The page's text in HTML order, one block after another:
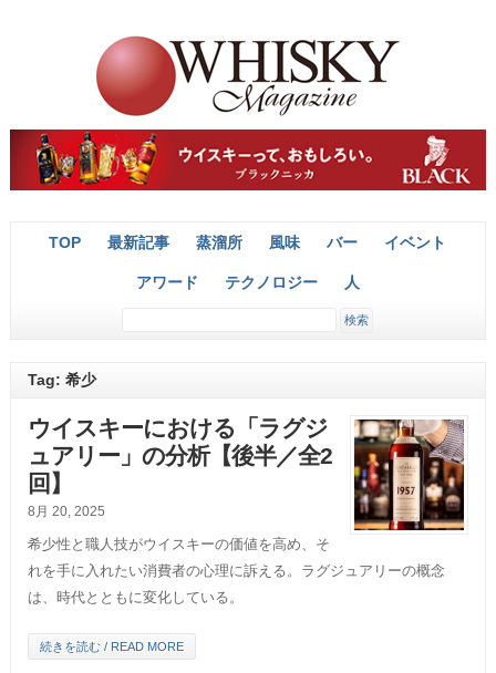
TOP 最新記事 蒸溜所 風味 バー イベント
アワード テクノロジー 人
Tag: 希少
ウイスキーにおける「ラグジ
ュアリー」の分析【後半／全2
回】
8月 20, 2025
希少性と職人技がウイスキーの価値を高め、そ
れを手に入れたい消費者の心理に訴える。ラグジュアリーの概念
は、時代とともに変化している。
続きを読む / READ MORE